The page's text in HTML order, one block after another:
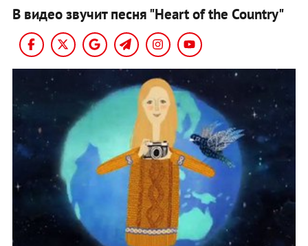
В видео звучит песня "Heart of the Country"